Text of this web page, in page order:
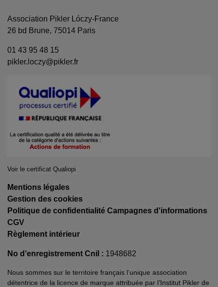
Association Pikler Lóczy-France
26 bd Brune, 75014 Paris
01 43 95 48 15
pikler.loczy@pikler.fr
Voir le certificat Qualiopi
Mentions légales
Gestion des cookies
Politique de confidentialité Campagnes d'informations
CGV
Règlement intérieur
No d’enregistrement Cnil : 1948682
Nous sommes sur le territoire français l’unique association
détentrice de la licence de marque attribuée par l’Institut Pikler de